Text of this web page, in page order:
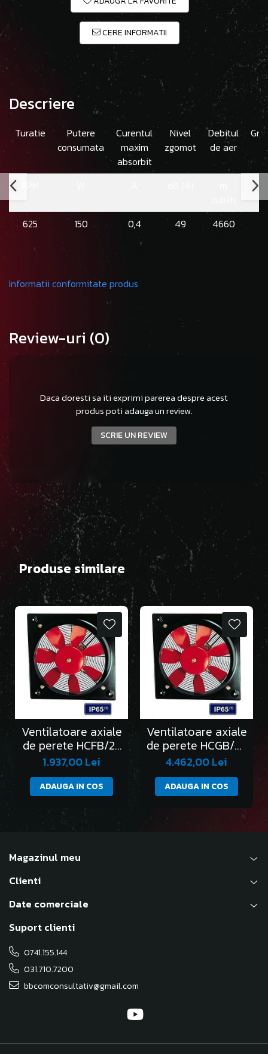
CERE INFORMATII
Descriere
Turatie
Putere
consumata
Curentul
maxim
absorbit
Nivel
zgomot
Debitul
de aer
625 150 0,4 49 4660
Informatii conformitate produs
Review-uri (0)
Daca doresti sa iti exprimi parerea despre acest
produs poti adauga un review.
SCRIE UN REVIEW
Produse similare
Ventilatoare axiale
de perete HCFB/2-
250/H
1.937,00 Lei
ADAUGA IN COS
Ventilatoare axiale
de perete HCGB/2-
315/L
4.462,00 Lei
ADAUGA IN COS
Magazinul meu
Clienti
Date comerciale
Suport clienti
0741.155.144
031.710.7200
bbcomconsultativ@gmail.com